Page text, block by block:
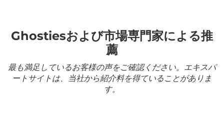
Ghostiesおよび市場専門家による推
薦
最も満足しているお客様の声をご確認ください。エキスパ
ートサイトは、当社から紹介料を得ていることがありま
す。